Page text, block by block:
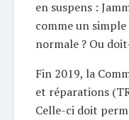
en suspens :
comme un
normale ? Ou
Fin 2019, la
et réparations
Celle-ci doit